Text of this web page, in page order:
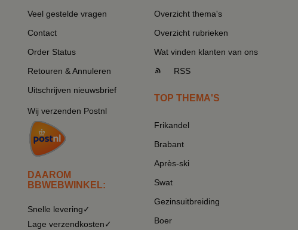
Veel gestelde vragen
Contact
Order Status
Retouren & Annuleren
Uitschrijven nieuwsbrief
Wij verzenden Postnl
DAAROM
BBWEBWINKEL:
Snelle levering✓
Lage verzendkosten✓
Overzicht thema's
Overzicht rubrieken
Wat vinden klanten van ons
RSS
TOP THEMA'S
Frikandel
Brabant
Après-ski
Swat
Gezinsuitbreiding
Boer